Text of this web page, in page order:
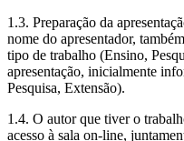
1.3. Preparação da
nome do apresentador,
tipo de trabalho (Ensino,
apresentação, inicialmente
Pesquisa, Extensão).
1.4. O autor que tiver o
acesso à sala on-line,